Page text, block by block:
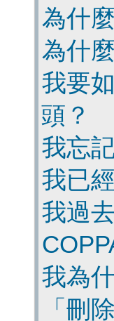
為什
為什
我要
頭？
我忘
我已
我過
我為
「刪